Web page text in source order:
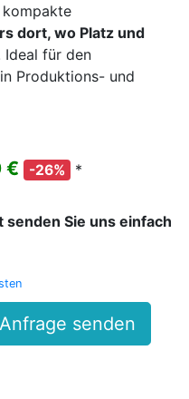
dort, wo Platz und
Ideal für den
Produktions- und
€ -26% *
senden Sie uns einfach
Anfrage senden